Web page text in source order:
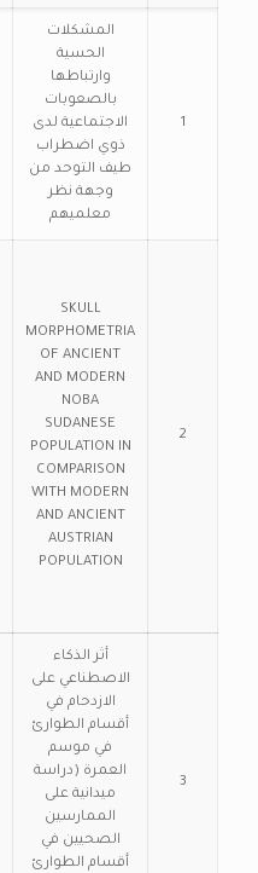
1
المشكلات
الحسية
وارتباطها
بالصعوبات
الاجتماعية لدى
ذوي اضطراب
طيف التوحد من
وجهة نظر
معلميهم
2
SKULL
MORPHOMETRIA
OF ANCIENT
AND MODERN
NOBA
SUDANESE
POPULATION IN
COMPARISON
WITH MODERN
AND ANCIENT
AUSTRIAN
POPULATION
3
أثر الذكاء
الاصطناعي على
الازدحام في
أقسام الطوارئ
في موسم
العمرة (دراسة
ميدانية على
الممارسين
الصحيين في
أقسام الطوارئ